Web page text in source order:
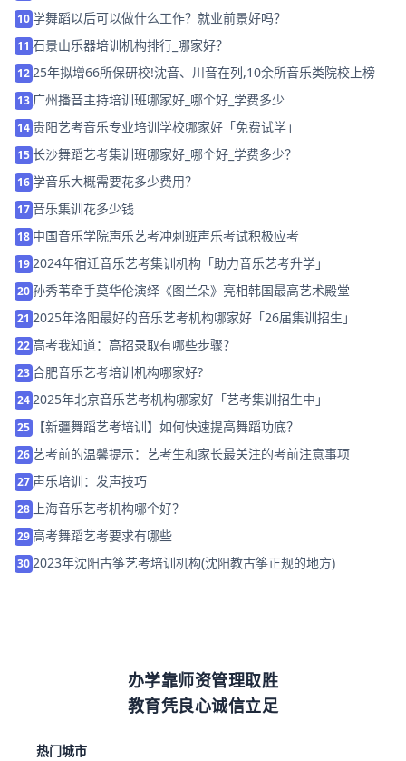
10学舞蹈以后可以做什么工作？就业前景好吗？
11 石景山乐器培训机构排行_哪家好？
12 25年拟增66所保研校!沈音、川音在列,10余所音乐类院校上榜
13 广州播音主持培训班哪家好_哪个好_学费多少
14贵阳艺考音乐专业培训学校哪家好「免费试学」
15长沙舞蹈艺考集训班哪家好_哪个好_学费多少？
16学音乐大概需要花多少费用？
17音乐集训花多少钱
18 中国音乐学院声乐艺考冲刺班声乐考试积极应考
19 2024年宿迁音乐艺考集训机构「助力音乐艺考升学」
20孙秀苇牵手莫华伦演绎《图兰朵》亮相韩国最高艺术殿堂
21 2025年洛阳最好的音乐艺考机构哪家好「26届集训招生」
22高考我知道：高招录取有哪些步骤？
23合肥音乐艺考培训机构哪家好?
24 2025年北京音乐艺考机构哪家好「艺考集训招生中」
25 【新疆舞蹈艺考培训】如何快速提高舞蹈功底？
26艺考前的温馨提示：艺考生和家长最关注的考前注意事项
27 声乐培训：发声技巧
28 上海音乐艺考机构哪个好？
29高考舞蹈艺考要求有哪些
30 2023年沈阳古筝艺考培训机构(沈阳教古筝正规的地方)
办学靠师资管理取胜
教育凭良心诚信立足
热门城市